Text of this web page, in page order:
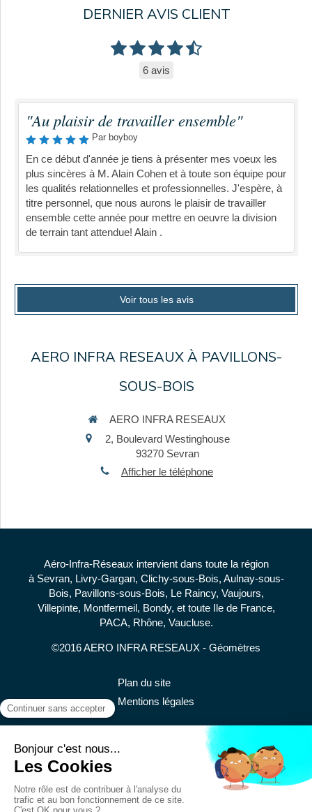
DERNIER AVIS CLIENT
6 avis
"Au plaisir de travailler ensemble"
Par boyboy
En ce début d'année je tiens à présenter mes voeux les
plus sincères à M. Alain Cohen et à toute son équipe pour
les qualités relationnelles et professionnelles. J'espère, à
titre personnel, que nous aurons le plaisir de travailler
ensemble cette année pour mettre en oeuvre la division
de terrain tant attendue! Alain .
Voir tous les avis
AERO INFRA RESEAUX À PAVILLONS-
SOUS-BOIS
AERO INFRA RESEAUX
2, Boulevard Westinghouse
93270 Sevran
Afficher le téléphone
Aéro-Infra-Réseaux intervient dans toute la région
à Sevran, Livry-Gargan, Clichy-sous-Bois, Aulnay-sous-
Bois, Pavillons-sous-Bois, Le Raincy, Vaujours,
Villepinte, Montfermeil, Bondy, et toute Ile de France,
PACA, Rhône, Vaucluse.
©2016 AERO INFRA RESEAUX - Géomètres
Plan du site
Mentions légales
AERO INFRA RESEAUX
Réalisations
Avis
Contact